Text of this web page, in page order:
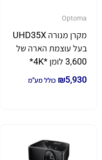
Optoma
מקרן מנורה UHD35X
בעל עוצמת הארה של
3,600 לומן *4K*
₪5,930 כולל מע"מ